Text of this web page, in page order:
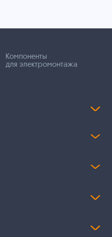
Компоненты
для электромонтажа